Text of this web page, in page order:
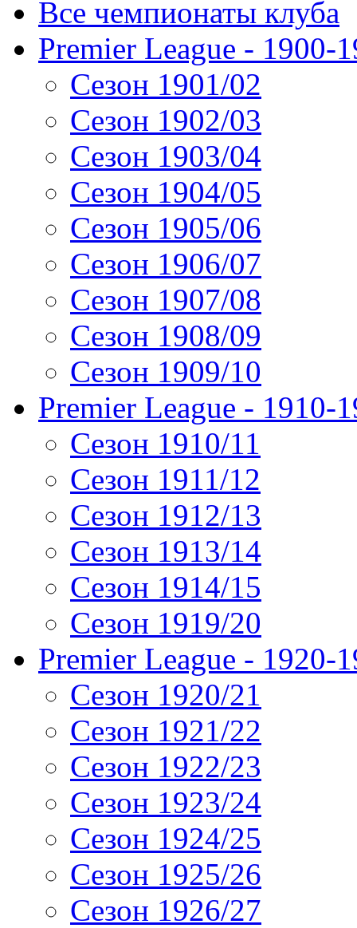
Все чемпионаты клуба
Premier League - 1900-
Сезон 1901/02
Сезон 1902/03
Сезон 1903/04
Сезон 1904/05
Сезон 1905/06
Сезон 1906/07
Сезон 1907/08
Сезон 1908/09
Сезон 1909/10
Premier League - 1910-
Сезон 1910/11
Сезон 1911/12
Сезон 1912/13
Сезон 1913/14
Сезон 1914/15
Сезон 1919/20
Premier League - 1920-
Сезон 1920/21
Сезон 1921/22
Сезон 1922/23
Сезон 1923/24
Сезон 1924/25
Сезон 1925/26
Сезон 1926/27